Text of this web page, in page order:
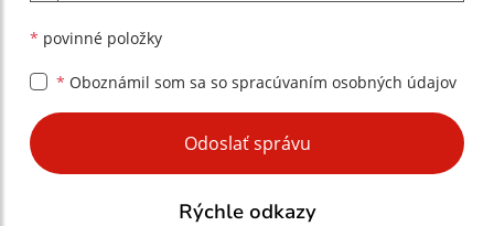
* povinné položky
* Oboznámil som sa so spracúvaním osobných údajov
Google reCaptcha Response
Odoslať správu
Rýchle odkazy